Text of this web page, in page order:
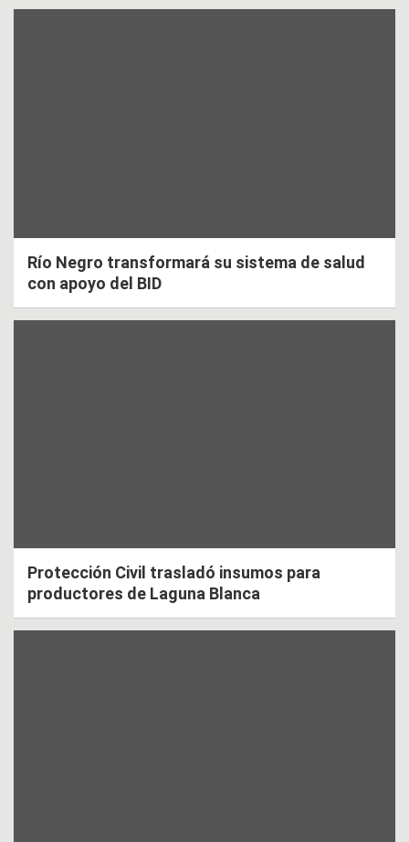
Río Negro transformará su sistema de salud
con apoyo del BID
Protección Civil trasladó insumos para
productores de Laguna Blanca